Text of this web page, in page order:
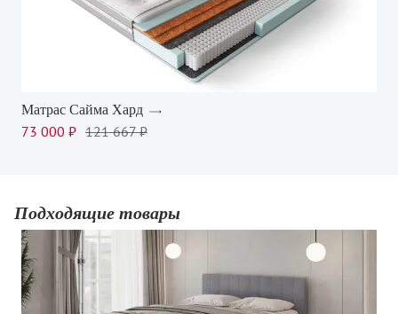
Матрас Сайма Хард
73 000 ₽ 121 667 ₽
Подходящие товары